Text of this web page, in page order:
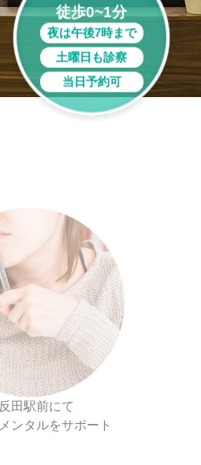
徒歩0~1分
夜は午後7時まで
土曜日も診察
当日予約可
田駅前にて
ンタルをサポート